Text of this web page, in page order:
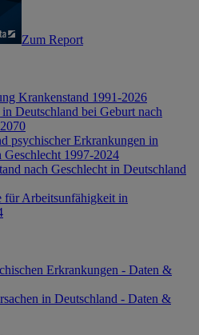
Zum Report
Krankenstand 1991-2026
Deutschland bei Geburt nach
psychischer Erkrankungen in
Geschlecht 1997-2024
nach Geschlecht in Deutschland
für Arbeitsunfähigkeit in
Erkrankungen - Daten &
in Deutschland - Daten &